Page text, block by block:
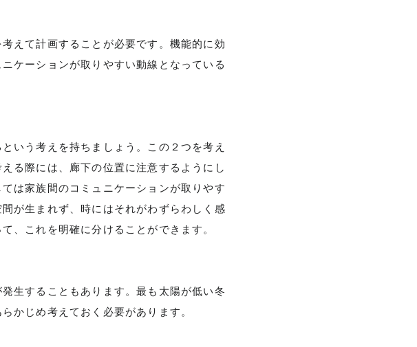
えて計画することが必要です。機能的に効
ケーションが取りやすい動線となっている
いう考えを持ちましょう。この２つを考え
る際には、廊下の位置に注意するようにし
は家族間のコミュニケーションが取りやす
が生まれず、時にはそれがわずらわしく感
、これを明確に分けることができます。
生することもあります。最も太陽が低い冬
かじめ考えておく必要があります。
内